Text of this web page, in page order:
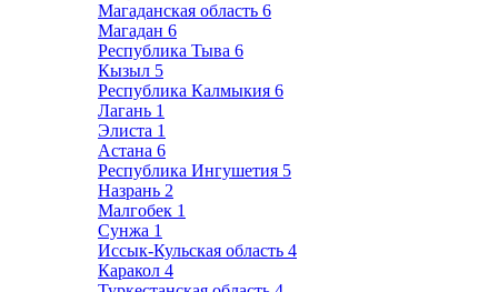
Магаданская область 6
Магадан 6
Республика Тыва 6
Кызыл 5
Республика Калмыкия 6
Лагань 1
Элиста 1
Астана 6
Республика Ингушетия 5
Назрань 2
Малгобек 1
Сунжа 1
Иссык-Кульская область 4
Каракол 4